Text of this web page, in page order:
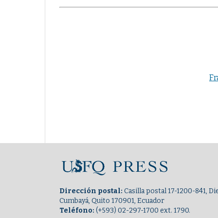
Dirección postal: Casilla postal 17-1200-841,
Cumbayá, Quito 170901, Ecuador
Teléfono: (+593) 02-297-1700 ext. 1790.